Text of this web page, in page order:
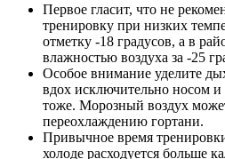
Первое гласит, что не
тренировку при низких
отметку -18 градусов, а в
влажностью воздуха за -25
Особое внимание уделите
вдох исключительно носом
тоже. Морозный воздух
переохлаждению гортани.
Привычное время
холоде расходуется больше